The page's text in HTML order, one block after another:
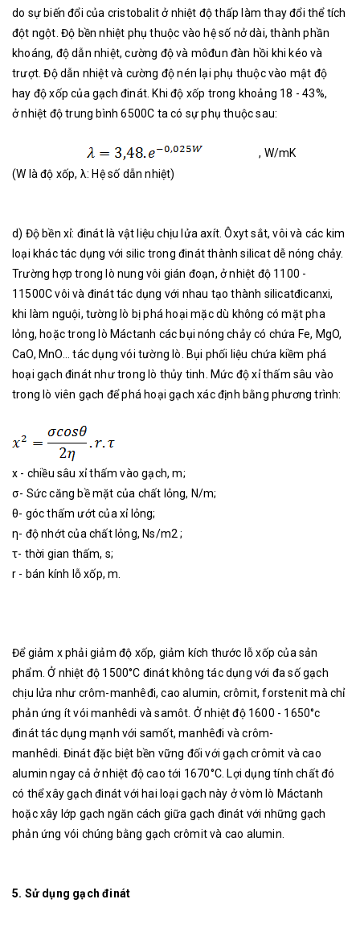
do sự biến đổi của cristobalit ở nhiệt độ thấp làm thay đổi thể tích
đột ngột. Độ bền nhiệt phụ thuộc vào hệ số nở dài, thành phần
khoáng, độ dẫn nhiệt, cường độ và môđun đàn hồi khi kéo và
trượt. Độ dẫn nhiệt và cường độ nén lại phụ thuộc vào mật độ
hay độ xốp của gạch đinát. Khi độ xốp trong khoảng 18 - 43%,
ở nhiệt độ trung bình 6500C ta có sự phụ thuộc sau:
, W/mK
(W là độ xốp, λ: Hệ số dẫn nhiệt)
d) Độ bền xỉ: đinát là vật liệu chịu lửa axít. Ôxyt sắt, vôi và các kim
loại khác tác dụng với silic trong đinát thành silicat dễ nóng chảy.
Trường hợp trong lò nung vôi gián đoạn, ở nhiệt độ 1100 -
11500C vôi và đinát tác dụng với nhau tạo thành silicatđicanxi,
khi làm nguội, tường lò bị phá hoại mặc dù không có mặt pha
lỏng, hoặc trong lò Máctanh các bụi nóng chảy có chứa Fe, MgO,
CaO, MnO... tác dụng vói tường lò. Bụi phối liệu chứa kiềm phá
hoại gạch đinát như trong lò thủy tinh. Mức độ xỉ thấm sâu vào
trong lò viên gạch để phá hoại gạch xác định bằng phương trình:
x - chiều sâu xỉ thấm vào gạch, m;
σ- Sức căng bề mặt của chất lỏng, N/m;
θ- góc thấm ướt của xỉ lỏng;
η- độ nhớt của chất lỏng, Ns/m2 ;
τ- thời gian thấm, s;
r - bán kính lỗ xốp, m.
Để giảm x phải giảm độ xốp, giảm kích thước lỗ xốp của sản
phẩm. Ở nhiệt độ 1500°C đinát không tác dụng với đa số gạch
chịu lửa như crôm-manhêđi, cao alumin, crômit, forstenit mà chỉ
phản ứng ít vói manhêdi và samôt. Ở nhiệt độ 1600 - 1650°c
đinát tác dụng mạnh với samốt, manhêđi và crôm-
manhêdi. Đinát đặc biệt bền vững đối với gạch crômit và cao
alumin ngay cả ở nhiệt độ cao tới 1670°C. Lợi dụng tính chất đó
có thể xây gạch đinát với hai loại gạch này ở vòm lò Máctanh
hoặc xây lớp gạch ngăn cách giữa gạch đinát với những gạch
phản ứng vói chúng bằng gạch crômit và cao alumin.
5. Sử dụng gạch đinát